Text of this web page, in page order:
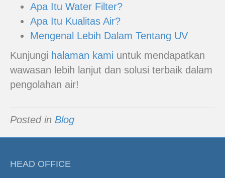
Apa Itu Water Filter?
Apa Itu Kualitas Air?
Mengenal Lebih Dalam Tentang UV
Kunjungi halaman kami untuk mendapatkan
wawasan lebih lanjut dan solusi terbaik dalam
pengolahan air!
Posted in Blog
HEAD OFFICE